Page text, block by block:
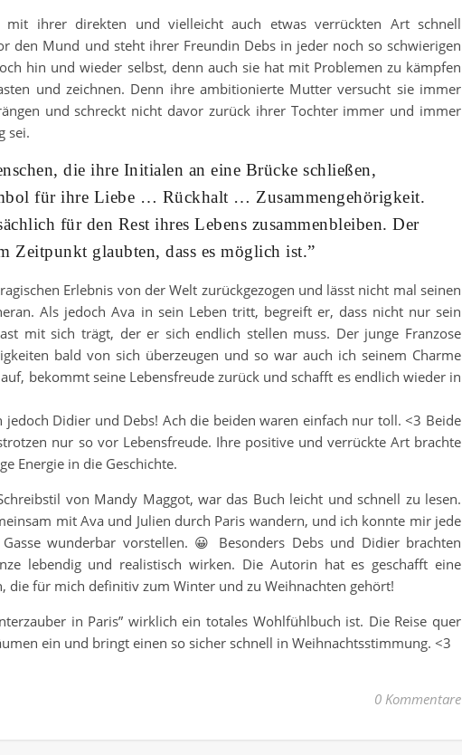
ihrer direkten und vielleicht auch etwas verrückten Art schnell
den Mund und steht ihrer Freundin Debs in jeder noch so schwierigen
hin und wieder selbst, denn auch sie hat mit Problemen zu kämpfen
und zeichnen. Denn ihre ambitionierte Mutter versucht sie immer
und schreckt nicht davor zurück ihrer Tochter immer und immer
sei.
die ihre Initialen an eine Brücke schließen,
für ihre Liebe … Rückhalt … Zusammengehörigkeit.
für den Rest ihres Lebens zusammenbleiben. Der
Zeitpunkt glaubten, dass es möglich ist.”
Erlebnis von der Welt zurückgezogen und lässt nicht mal seinen
Als jedoch Ava in sein Leben tritt, begreift er, dass nicht nur sein
mit sich trägt, der er sich endlich stellen muss. Der junge Franzose
bald von sich überzeugen und so war auch ich seinem Charme
bekommt seine Lebensfreude zurück und schafft es endlich wieder in
Didier und Debs! Ach die beiden waren einfach nur toll. <3 Beide
nur so vor Lebensfreude. Ihre positive und verrückte Art brachte
Energie in die Geschichte.
von Mandy Maggot, war das Buch leicht und schnell zu lesen.
mit Ava und Julien durch Paris wandern, und ich konnte mir jede
wunderbar vorstellen. 😀 Besonders Debs und Didier brachten
lebendig und realistisch wirken. Die Autorin hat es geschafft eine
die für mich definitiv zum Winter und zu Weihnachten gehört!
in Paris” wirklich ein totales Wohlfühlbuch ist. Die Reise quer
ein und bringt einen so sicher schnell in Weihnachtsstimmung. <3
0 Kommentare